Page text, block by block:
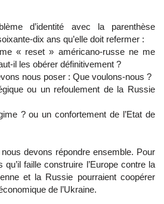
d’identité avec la parenthèse
dix ans qu’elle doit refermer :
« reset » américano-russe ne me
il les obérer définitivement ?
nous poser : Que voulons-nous ?
ou un refoulement de la Russie
? ou un confortement de l’Etat de
devons répondre ensemble. Pour
faille construire l’Europe contre la
et la Russie pourraient coopérer
de l’Ukraine.